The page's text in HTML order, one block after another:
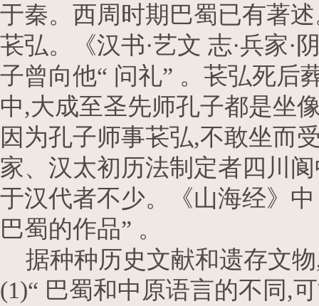
于秦。西周时期巴蜀已有著
苌弘。《汉书·艺文 志·兵家
子曾向他“ 问礼” 。苌弘死后
中,大成至圣先师孔子都是坐
因为孔子师事苌弘,不敢坐而
家、汉太初历法制定者四川
于汉代者不少。《山海经》
巴蜀的作品” 。
据种种历史文献和遗存文
(1)“ 巴蜀和中原语言的不同,